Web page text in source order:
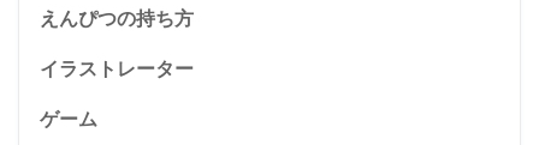
えんぴつの持ち方
イラストレーター
ゲーム